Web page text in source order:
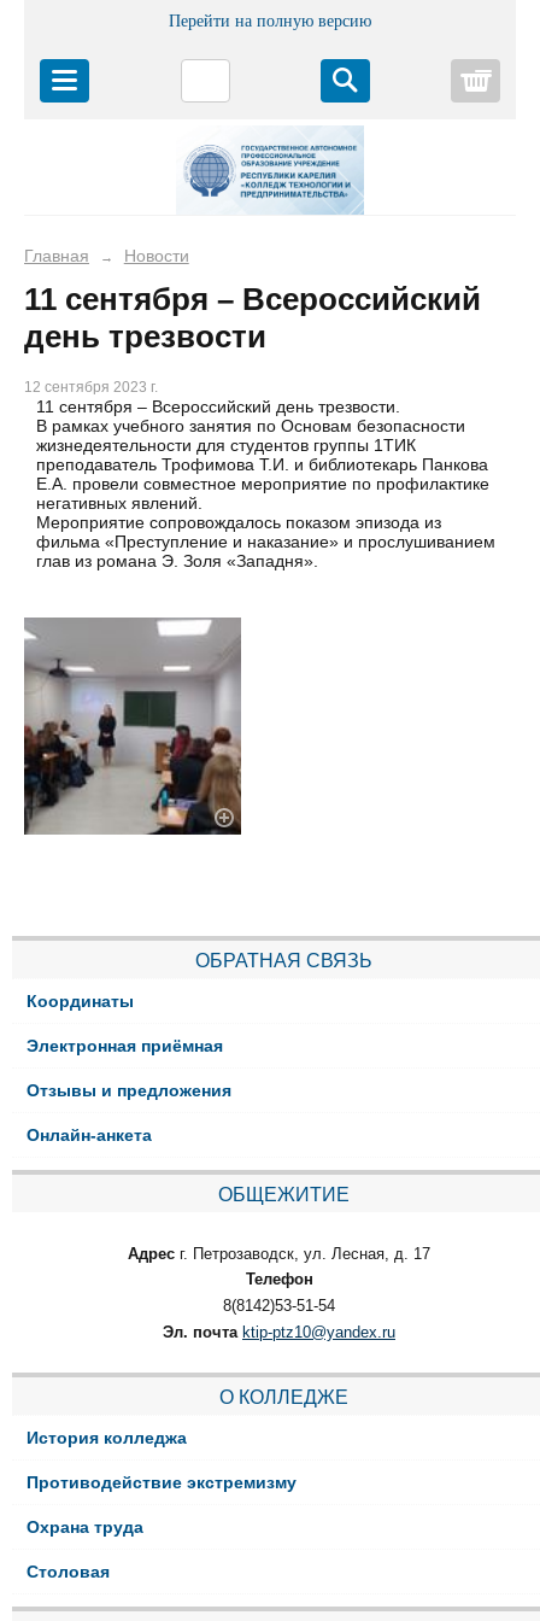
Перейти на полную версию
Главная → Новости
11 сентября – Всероссийский
день трезвости
12 сентября 2023 г.
11 сентября – Всероссийский день трезвости.
В рамках учебного занятия по Основам безопасности
жизнедеятельности для студентов группы 1ТИК
преподаватель Трофимова Т.И. и библиотекарь Панкова
Е.А. провели совместное мероприятие по профилактике
негативных явлений.
Мероприятие сопровождалось показом эпизода из
фильма «Преступление и наказание» и прослушиванием
глав из романа Э. Золя «Западня».
ОБРАТНАЯ СВЯЗЬ
Координаты
Электронная приёмная
Отзывы и предложения
Онлайн-анкета
ОБЩЕЖИТИЕ
Адрес г. Петрозаводск, ул. Лесная, д. 17
Телефон
8(8142)53-51-54
Эл. почта ktip-ptz10@yandex.ru
О КОЛЛЕДЖЕ
История колледжа
Противодействие экстремизму
Охрана труда
Столовая